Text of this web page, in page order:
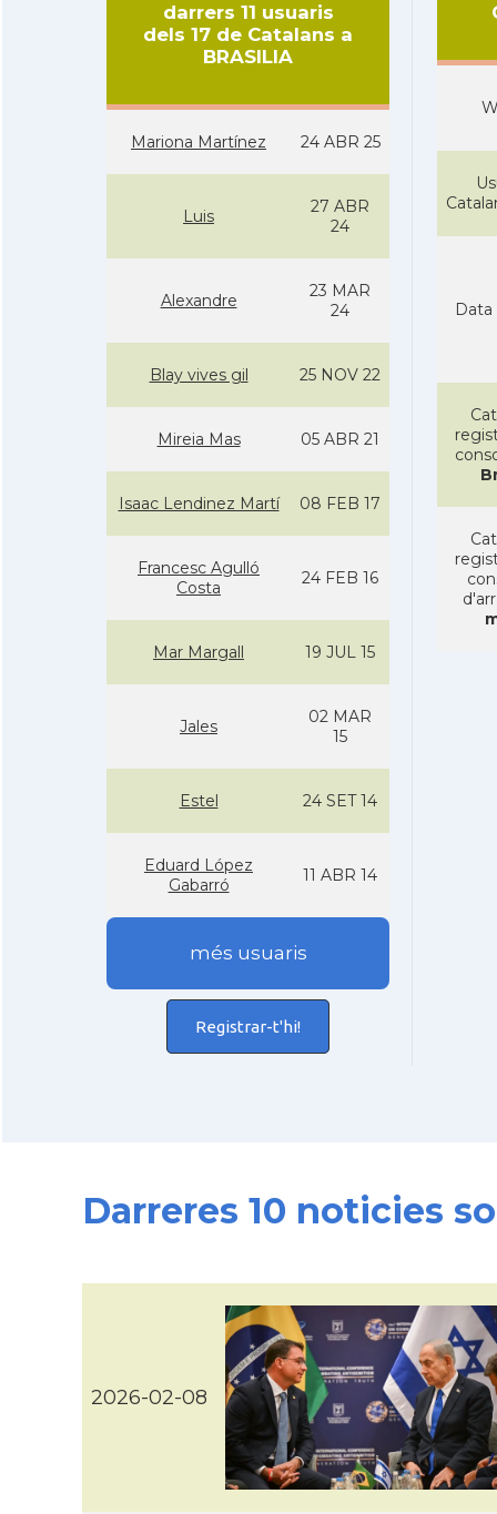
darrers 11 usuaris
dels 17 de Catalans a
BRASILIA
Mariona Martínez 24 ABR 25
Luis
27 ABR
24
Alexandre
23 MAR
24
Blay vives gil 25 NOV 22
Mireia Mas 05 ABR 21
Isaac Lendinez Martí­ 08 FEB 17
Francesc Agulló
Costa
24 FEB 16
Mar Margall 19 JUL 15
Jales
02 MAR
15
Estel 24 SET 14
Eduard López
Gabarró
11 ABR 14
més usuaris
Registrar-t'hi!
Data
Darreres 10 noticies
2026-02-08